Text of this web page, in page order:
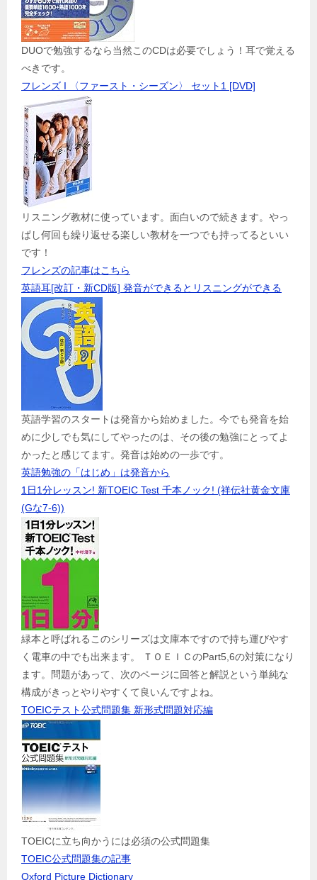
DUOで勉強するなら当然このCDは必要でしょう！耳で覚える
べきです。
フレンズ I 〈ファースト・シーズン〉 セット1 [DVD]
リスニング教材に使っています。面白いので続きます。やっ
ぱし何回も繰り返せる楽しい教材を一つでも持ってるといい
です！
フレンズの記事はこちら
英語耳[改訂・新CD版] 発音ができるとリスニングができる
英語学習のスタートは発音から始めました。今でも発音を始
めに少しでも気にしてやったのは、その後の勉強にとってよ
かったと感じてます。発音は始めの一歩です。
英語勉強の「はじめ」は発音から
1日1分レッスン! 新TOEIC Test 千本ノック! (祥伝社黄金文庫
(Gな7-6))
緑本と呼ばれるこのシリーズは文庫本ですので持ち運びやす
く電車の中でも出来ます。 ＴＯＥＩＣのPart5,6の対策になり
ます。問題があって、次のページに回答と解説という単純な
構成がきっとやりやすくて良いんですよね。
TOEICテスト公式問題集 新形式問題対応編
TOEICに立ち向かうには必須の公式問題集
TOEIC公式問題集の記事
Oxford Picture Dictionary